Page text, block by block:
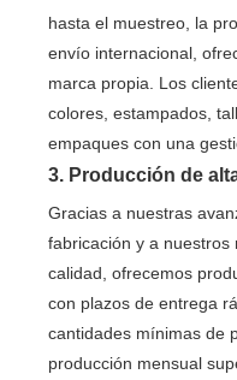
hasta el muestreo, la
envío internacional,
marca propia. Los
colores, estampados,
empaques con una
3. Producción de
Gracias a nuestras
fabricación y a
calidad, ofrecemos
con plazos de entrega
cantidades mínimas de
producción mensual